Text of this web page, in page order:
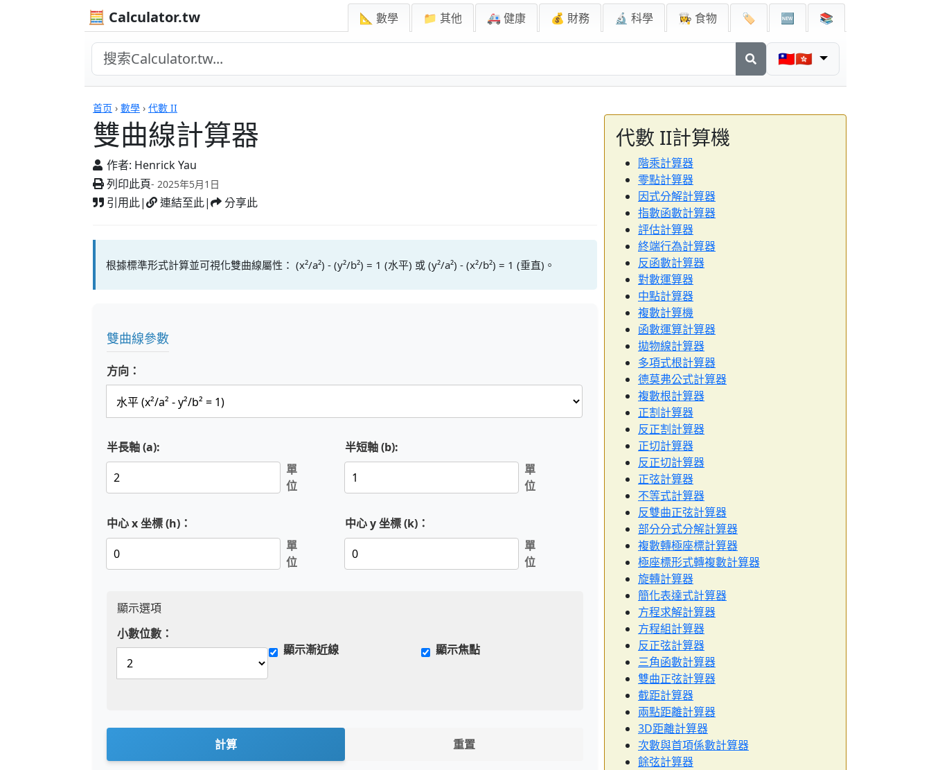
🧮 Calculator.tw 📐 數學 📁 其他 🚑 健康 💰 財務 🔬 科學 👩‍🍳 食物 🏷️ 🆕 📚
🇹🇼🇭🇰
首页 › 數學 › 代數 II
雙曲線計算器
作者: Henrick Yau
列印此頁- 2025年5月1日
引用此| 連結至此| 分享此
計算機
根據標準形式計算並可視化雙曲線屬性： (x²/a²) - (y²/b²) = 1 (水平) 或 (y²/a²) - (x²/b²) = 1 (垂直)。
雙曲線參數
方向：
半長軸 (a):
單
位
半短軸 (b):
單
位
中心 x 坐標 (h)：
單
位
中心 y 坐標 (k)：
單
位
顯示選項
小數位數：
顯示漸近線
顯示焦點
計算 重置
代數 II計算機
階乘計算器
零點計算器
因式分解計算器
指數函數計算器
評估計算器
終端行為計算器
反函數計算器
對數運算器
中點計算器
複數計算機
函數運算計算器
拋物線計算器
多項式根計算器
德莫弗公式計算器
複數根計算器
正割計算器
反正割計算器
正切計算器
反正切計算器
正弦計算器
不等式計算器
反雙曲正弦計算器
部分分式分解計算器
複數轉極座標計算器
極座標形式轉複數計算器
旋轉計算器
簡化表達式計算器
方程求解計算器
方程組計算器
反正弦計算器
三角函數計算器
雙曲正弦計算器
截距計算器
兩點距離計算器
3D距離計算器
次數與首項係數計算器
餘弦計算器